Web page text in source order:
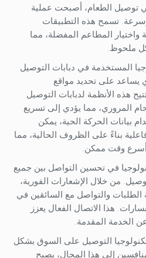
توصيل الطعام، أصبحت عملية
تسمح هذه التطبيقات
واختيار المطاعم المفضلة، مما
ملحوظ.
المستخدمة في دبابات التوصيل
يساعد على تحديد مواقع
هذه الأنظمة لدبابات التوصيل
المروري، مما يؤدي إلى تسريع
بيانات الحركة الحية، يمكن
بناءً على الظروف الحالية، مما
وقت ممكن.
في تحسين التواصل بين جميع
من خلال الإشعارات الفورية،
الطلبات والتواصل مع السائقين في
هذا الاتصال الفعال يعزز
الخدمة المقدمة.
التوصيل على السوق بشكل
إلى هذا المجال، يصبح